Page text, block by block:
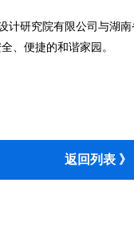
计研究院有限公司与湖
、便捷的和谐家园。
返回列表 》